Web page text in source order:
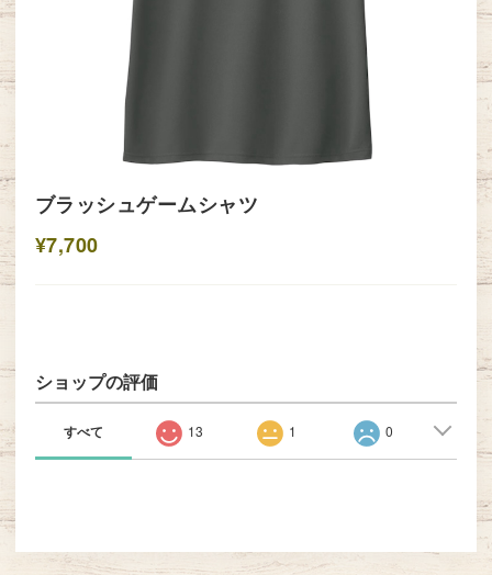
ブラッシュゲームシャツ
¥7,700
ショップの評価
すべて 13 1 0